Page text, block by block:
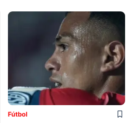
Fútbol